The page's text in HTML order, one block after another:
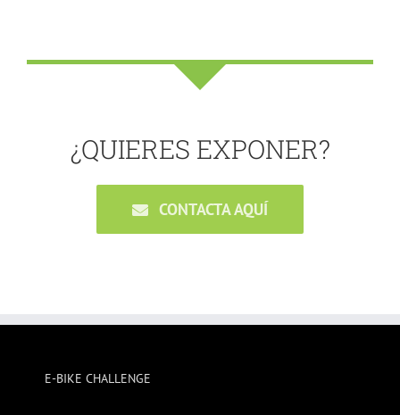
¿QUIERES EXPONER?
CONTACTA AQUÍ
E-BIKE CHALLENGE